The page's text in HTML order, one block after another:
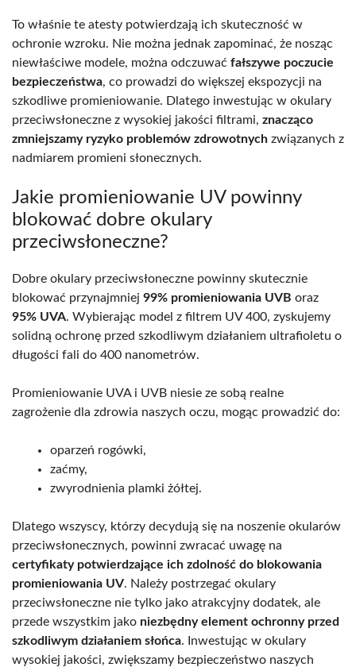
To właśnie te atesty potwierdzają ich skuteczność w
ochronie wzroku. Nie można jednak zapominać, że nosząc
niewłaściwe modele, można odczuwać fałszywe poczucie
bezpieczeństwa, co prowadzi do większej ekspozycji na
szkodliwe promieniowanie. Dlatego inwestując w okulary
przeciwsłoneczne z wysokiej jakości filtrami, znacząco
zmniejszamy ryzyko problemów zdrowotnych związanych z
nadmiarem promieni słonecznych.
Jakie promieniowanie UV powinny
blokować dobre okulary
przeciwsłoneczne?
Dobre okulary przeciwsłoneczne powinny skutecznie
blokować przynajmniej 99% promieniowania UVB oraz
95% UVA. Wybierając model z filtrem UV 400, zyskujemy
solidną ochronę przed szkodliwym działaniem ultrafioletu o
długości fali do 400 nanometrów.
Promieniowanie UVA i UVB niesie ze sobą realne
zagrożenie dla zdrowia naszych oczu, mogąc prowadzić do:
oparzeń rogówki,
zaćmy,
zwyrodnienia plamki żółtej.
Dlatego wszyscy, którzy decydują się na noszenie okularów
przeciwsłonecznych, powinni zwracać uwagę na
certyfikaty potwierdzające ich zdolność do blokowania
promieniowania UV. Należy postrzegać okulary
przeciwsłoneczne nie tylko jako atrakcyjny dodatek, ale
przede wszystkim jako niezbędny element ochronny przed
szkodliwym działaniem słońca. Inwestując w okulary
wysokiej jakości, zwiększamy bezpieczeństwo naszych